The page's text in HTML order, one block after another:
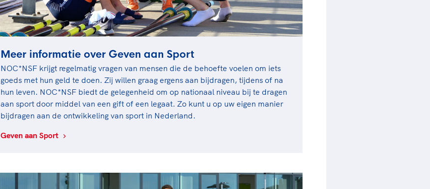
Meer informatie over Geven aan Sport
NOC*NSF krijgt regelmatig vragen van mensen die de behoefte voelen om iets
goeds met hun geld te doen. Zij willen graag ergens aan bijdragen, tijdens of na
hun leven. NOC*NSF biedt de gelegenheid om op nationaal niveau bij te dragen
aan sport door middel van een gift of een legaat. Zo kunt u op uw eigen manier
bijdragen aan de ontwikkeling van sport in Nederland.
Geven aan Sport